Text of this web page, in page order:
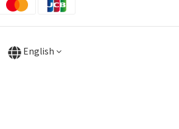
English